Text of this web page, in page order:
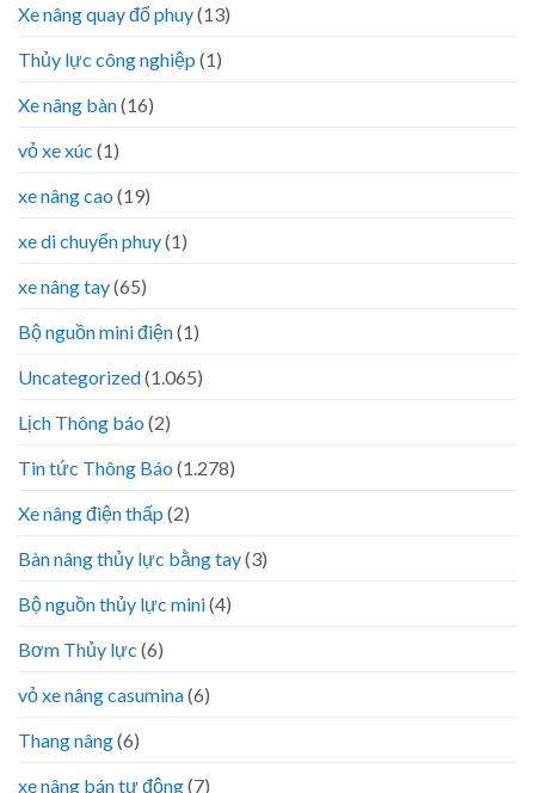
Xe nâng quay đổ phuy(13)
Thủy lực công nghiệp (1)
Xe nâng bàn(16)
vỏ xe xúc (1)
xe nâng cao (19)
xe di chuyển phuy(1)
xe nâng tay(65)
Bộ nguồn mini điện(1)
Uncategorized(1.065)
Lịch Thông báo (2)
Tin tức Thông Báo (1.278)
Xe nâng điện thấp (2)
Bàn nâng thủy lực bằng tay(3)
Bộ nguồn thủy lực mini(4)
Bơm Thủy lực (6)
vỏ xe nâng casumina(6)
Thang nâng(6)
xe nâng bán tự động(7)